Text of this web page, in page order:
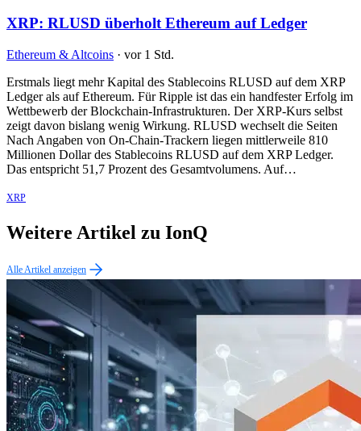
XRP: RLUSD überholt Ethereum auf Ledger
Ethereum & Altcoins · vor 1 Std.
Erstmals liegt mehr Kapital des Stablecoins RLUSD auf dem XRP
Ledger als auf Ethereum. Für Ripple ist das ein handfester Erfolg im
Wettbewerb der Blockchain-Infrastrukturen. Der XRP-Kurs selbst
zeigt davon bislang wenig Wirkung. RLUSD wechselt die Seiten
Nach Angaben von On-Chain-Trackern liegen mittlerweile 810
Millionen Dollar des Stablecoins RLUSD auf dem XRP Ledger.
Das entspricht 51,7 Prozent des Gesamtvolumens. Auf…
XRP
Weitere Artikel zu IonQ
Alle Artikel anzeigen